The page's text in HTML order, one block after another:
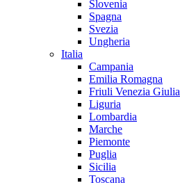
Slovenia
Spagna
Svezia
Ungheria
Italia
Campania
Emilia Romagna
Friuli Venezia Giulia
Liguria
Lombardia
Marche
Piemonte
Puglia
Sicilia
Toscana